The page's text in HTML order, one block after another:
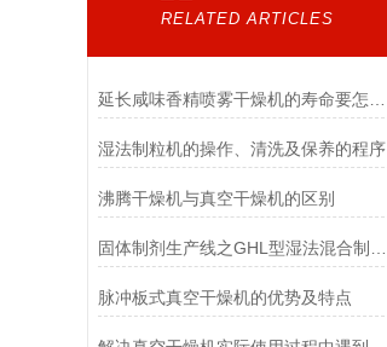
RELATED ARTICLES
湿法制粒机的操作、清洗及保养的程序
沸腾干燥机与真空干燥机的区别
脉冲板式真空干燥机的优势及特点